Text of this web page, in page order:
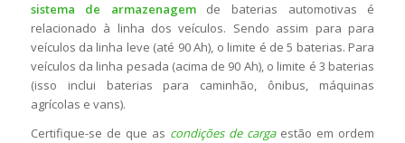
sistema de armazenagemde baterias automotivas é
relacionado à linha dos veículos. Sendo assim para para
veículos da linha leve (até 90 Ah), o limite é de 5 baterias. Para
veículos da linha pesada (acima de 90 Ah), o limite é 3 baterias
(isso inclui baterias para caminhão, ônibus, máquinas
agrícolas e vans).
Certifique-se de que as condições de cargaestão em ordem